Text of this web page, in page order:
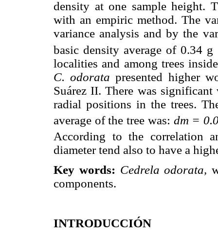
density at one sample height.
with an empiric method. The
variance analysis and by the
basic density average of 0.34
localities and among trees
C. odorata presented higher
Suárez II. There was
radial positions in the trees.
average of the tree was: dm =
According to the correlation
diameter tend also to have a
Key words: Cedrela odorata,
components.
INTRODUCCIÓN